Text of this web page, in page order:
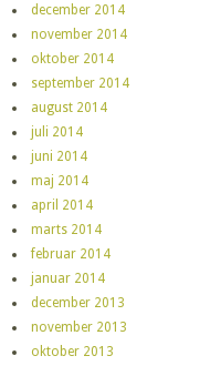
december 2014
november 2014
oktober 2014
september 2014
august 2014
juli 2014
juni 2014
maj 2014
april 2014
marts 2014
februar 2014
januar 2014
december 2013
november 2013
oktober 2013